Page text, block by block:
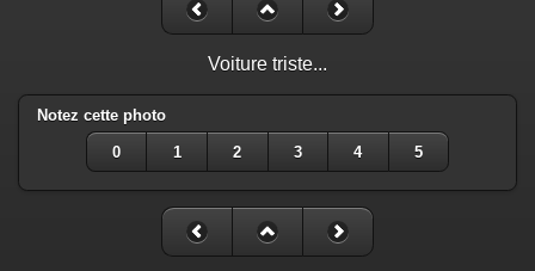
Voiture triste...
Notez cette photo
0 1 2 3 4 5